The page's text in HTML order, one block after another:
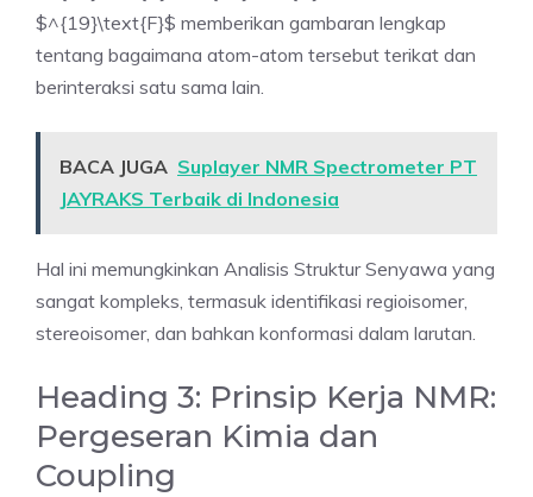
$^{19}\text{F}$ memberikan gambaran lengkap
tentang bagaimana atom-atom tersebut terikat dan
berinteraksi satu sama lain.
BACA JUGA Suplayer NMR Spectrometer PT
JAYRAKS Terbaik di Indonesia
Hal ini memungkinkan Analisis Struktur Senyawa yang
sangat kompleks, termasuk identifikasi regioisomer,
stereoisomer, dan bahkan konformasi dalam larutan.
Heading 3: Prinsip Kerja NMR:
Pergeseran Kimia dan
Coupling